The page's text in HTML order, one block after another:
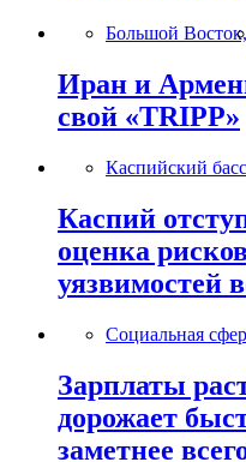
Большой Восток,
Иран и
свой «TRIPP»
Каспийский
Каспий
оценка
уязвимостей
Социальная
Зарплаты
дорожает
заметнее